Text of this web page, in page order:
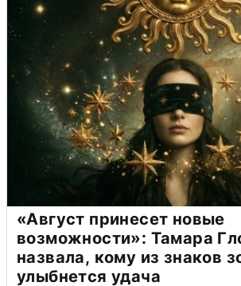
«Август принесет новые
возможности»: Тамара
назвала, кому из знаков
улыбнется удача